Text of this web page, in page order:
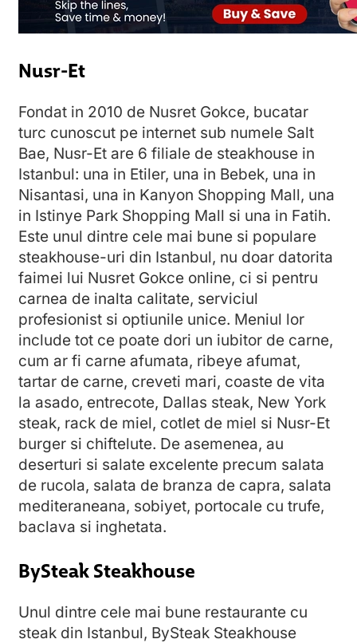
Nusr-Et
Fondat in 2010 de Nusret Gokce, bucatar
turc cunoscut pe internet sub numele Salt
Bae, Nusr-Et are 6 filiale de steakhouse in
Istanbul: una in Etiler, una in Bebek, una in
Nisantasi, una in Kanyon Shopping Mall, una
in Istinye Park Shopping Mall si una in Fatih.
Este unul dintre cele mai bune si populare
steakhouse-uri din Istanbul, nu doar datorita
faimei lui Nusret Gokce online, ci si pentru
carnea de inalta calitate, serviciul
profesionist si optiunile unice. Meniul lor
include tot ce poate dori un iubitor de carne,
cum ar fi carne afumata, ribeye afumat,
tartar de carne, creveti mari, coaste de vita
la asado, entrecote, Dallas steak, New York
steak, rack de miel, cotlet de miel si Nusr-Et
burger si chiftelute. De asemenea, au
deserturi si salate excelente precum salata
de rucola, salata de branza de capra, salata
mediteraneana, sobiyet, portocale cu trufe,
baclava si inghetata.
BySteak Steakhouse
Unul dintre cele mai bune restaurante cu
steak din Istanbul, BySteak Steakhouse